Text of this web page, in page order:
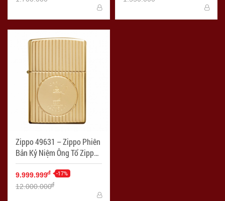
Zippo 49631 – Zippo Phiên
Bản Kỷ Niệm Ông Tổ Zippo
Mạ Vàng 18K - Mã SP:
ZPC3311
9.999.999đ -17%
12.000.000đ